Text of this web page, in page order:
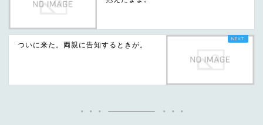
ついに来た。両親に告知するときが。